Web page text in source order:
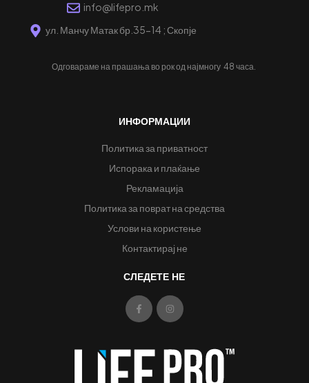
info@lifepro.mk
ул. Манчу Матак бр.35-14 ; Скопје
Одговараме на прашања во рок од најмногу 48 часа.
ИНФОРМАЦИИ
Политика за приватност
Испорака и плаќање
Рекламација
Политика за поврат на средства
Услови на користење
Контактирај не
СЛЕДЕТЕ НЕ